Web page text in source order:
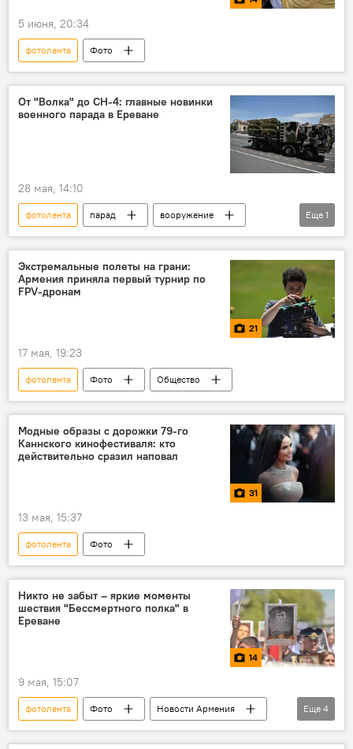
5 июня, 20:34
фотолента Фото
От "Волка" до CH-4: главные новинки
военного парада в Ереване
28 мая, 14:10
фотолента парад
вооружение
Фото
Еще 1
Экстремальные полеты на грани:
Армения приняла первый турнир по
FPV-дронам
21
17 мая, 19:23
фотолента Фото Общество
Модные образы с дорожки 79-го
Каннского кинофестиваля: кто
действительно сразил наповал
31
13 мая, 15:37
фотолента Фото
Никто не забыт – яркие моменты
шествия "Бессмертного полка" в
Ереване
14
9 мая, 15:07
фотолента Фото
Новости Армения
Армения
Бессмертный Полк
Еще 4